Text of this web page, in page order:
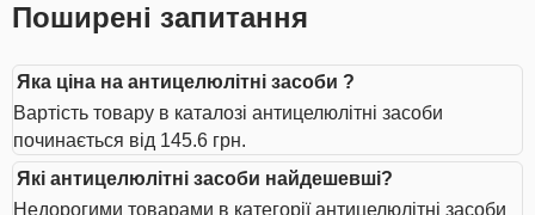
Поширені запитання
Яка ціна на антицелюлітні засоби ?
Вартість товару в каталозі антицелюлітні засоби
починається від 145.6 грн.
Які антицелюлітні засоби найдешевші?
Недорогими товарами в категорії антицелюлітні засоби